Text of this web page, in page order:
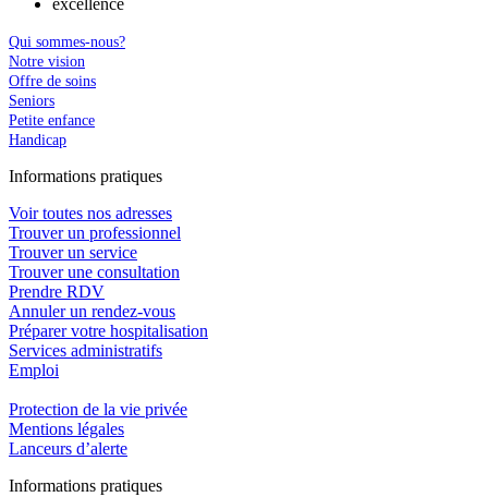
excellence
Qui sommes-nous?
Notre vision
Offre de soins
Seniors
Petite enfance
Handicap
Informations pratiques
Voir toutes nos adresses
Trouver un professionnel
Trouver un service
Trouver une consultation
Prendre RDV
Annuler un rendez-vous
Préparer votre hospitalisation
Services administratifs
Emploi​
Protection de la vie privée
Mentions légales
Lanceurs d’alerte
Informations pratiques